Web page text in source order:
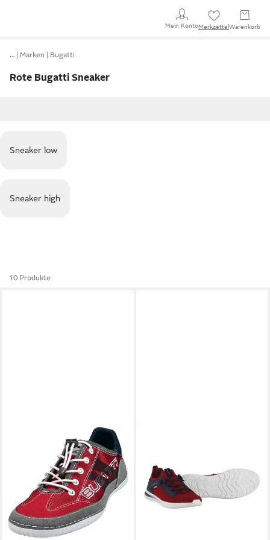
Mein KontoMerkzettel Warenkorb
… Marken Bugatti
Rote Bugatti Sneaker
Sneaker low
Sneaker high
10 Produkte